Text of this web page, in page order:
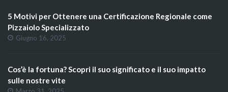
5 Motivi per Ottenere una Certificazione Regionale come
Pizzaiolo Specializzato
Giugno 16, 2025
Cos’è la fortuna? Scopri il suo significato e il suo impatto
sulle nostre vite